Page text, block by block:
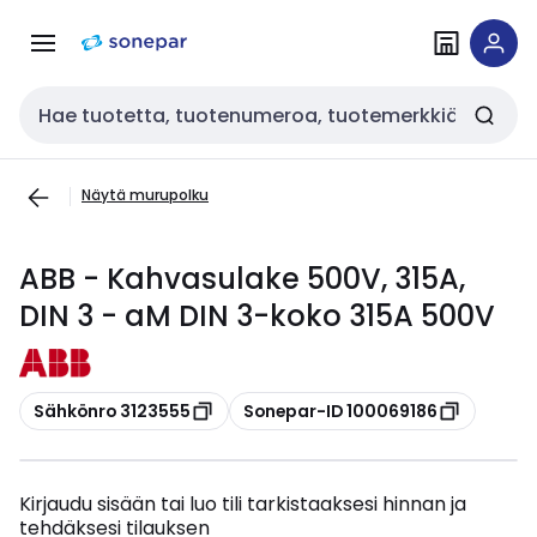
navigointiinsisältöön
Haku
Näytä murupolku
ABB - Kahvasulake 500V, 315A,
DIN 3 - aM DIN 3-koko 315A 500V
Kopioi
Sähkönro 3123555 Kopioi
Sonepar-ID 100069186
Kirjaudu sisään tai luo tili tarkistaaksesi hinnan ja
tehdäksesi tilauksen